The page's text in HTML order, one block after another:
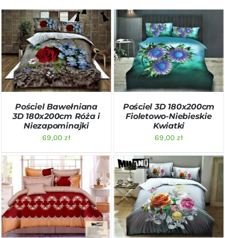
DODAJ DO KOSZYKA
/
SZCZEGÓŁY
Pościel Bawełniana
3D 180x200cm Róża i
Niezapominajki
69,00zł
DODAJ DO KOSZYKA
/
SZCZEGÓŁY
Pościel 3D 180x200cm
Fioletowo-Niebieskie
Kwiatki
69,00zł
DODAJ DO KOSZYKA
/
SZCZEGÓŁY
DODAJ DO KOSZYKA
SZCZEGÓŁY